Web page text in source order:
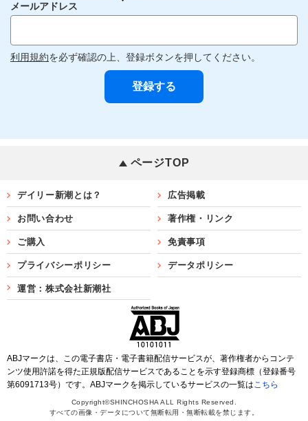
メールアドレス
利用規約を必ず確認の上、登録ボタンを押してください。
ページTOP
デイリー新潮とは？ 広告掲載
お問い合わせ 著作権・リンク
ご購入 免責事項
プライバシーポリシー データポリシー
運営：株式会社新潮社
ABJマークは、この電子書店・電子書籍配信サービスが、著作権者からコンテ
ンツ使用許諾を得た正規版配信サービスであることを示す登録商標（登録番号
第6091713号）です。ABJマークを掲示しているサービスの一覧はこちら
Copyright©SHINCHOSHA ALL Rights Reserved.
すべての画像・データについて無断転用・無断転載を禁じます。